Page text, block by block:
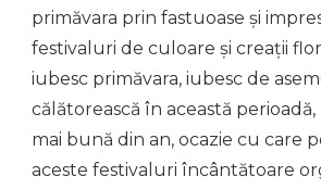
primăvara prin fastuoase și
festivaluri de culoare și creații
iubesc primăvara, iubesc de
călătorească în această
mai bună din an, ocazie cu care
aceste festivaluri încântătoare